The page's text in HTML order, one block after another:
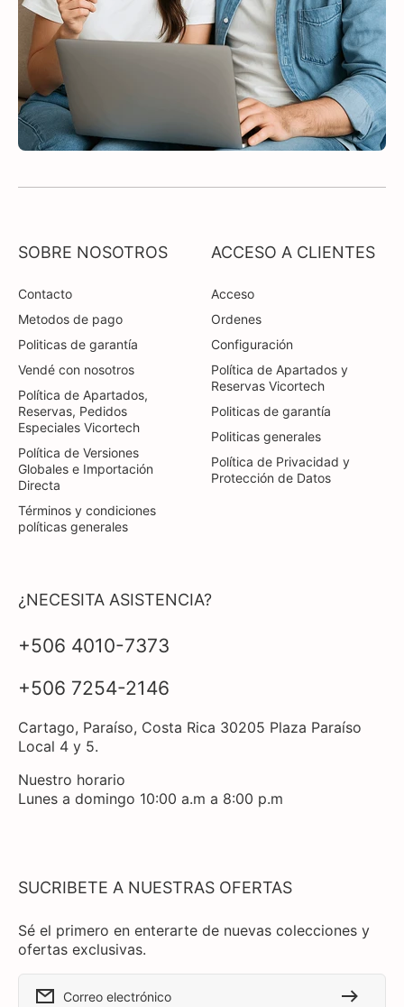
SOBRE NOSOTROS
Contacto
Metodos de pago
Politicas de garantía
Vendé con nosotros
Política de Apartados,
Reservas, Pedidos
Especiales Vicortech
Política de Versiones
Globales e Importación
Directa
Términos y condiciones
políticas generales
ACCESO A CLIENTES
Acceso
Ordenes
Configuración
Política de Apartados y
Reservas Vicortech
Politicas de garantía
Politicas generales
Política de Privacidad y
Protección de Datos
¿NECESITA ASISTENCIA?
+506 4010-7373
+506 7254-2146
Cartago, Paraíso, Costa Rica 30205 Plaza Paraíso
Local 4 y 5.
Nuestro horario
Lunes a domingo 10:00 a.m a 8:00 p.m
SUCRIBETE A NUESTRAS OFERTAS
Sé el primero en enterarte de nuevas colecciones y
ofertas exclusivas.
Correo electrónico